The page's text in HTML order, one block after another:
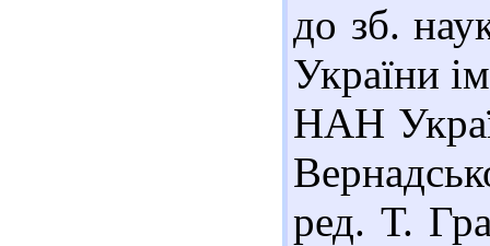
до зб.
України
НАН
ред. Т.